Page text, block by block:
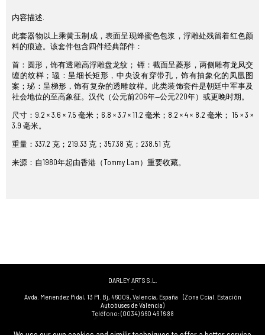
内容描述.
此套器物以上乘黄玉制成，表面呈现蜂蜜色包浆，浮雕处残留着红色颜
料的痕迹。该套件包含四件经典部件：
首：圆形，饰有透雕高浮雕盘龙纹； 镡：截面呈菱形，两侧雕有龙凤交
缠的纹样；璏：呈细长矩形，中央设有穿带孔，饰有抽象化的凤凰图
案；珌：呈梯形，饰有复杂的透雕纹样。此类装饰套件是朝廷中军事及
社会地位的至高象征。汉代（公元前206年—公元220年）或更晚时期。
尺寸：9.2 × 3.6 × 7.5 毫米；6.8 × 3.7 × 11.2 毫米；8.2 × 4 × 8.2 毫米； 15 × 3 ×
3.9 毫米。
重量：337.2 克；219.33 克；357.38 克；238.51 克
来源：自1980年起由香港（Tommy Lam）重要收藏。
DARLEY ARTS S.L.
-
Avda. Menendez Pidal, 13 Pl. Bj, 46009, Valencia, España (Zona Ccial. Estación
Autobuses de Valencia)
Teléfono:(0034) 960 46 16 88
(0034) 963 40 48 21